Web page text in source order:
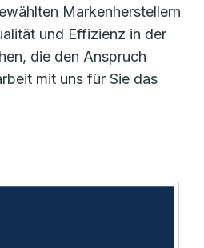
Markenherstellern
und Effizienz in der
die den Anspruch
mit uns für Sie das